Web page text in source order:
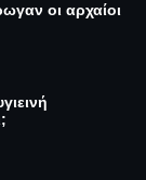
οι αρχαίοι